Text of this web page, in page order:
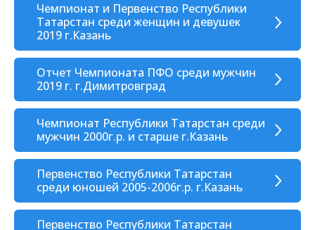
Чемпионат и Первенство Республики
Татарстан среди женщин и девушек
2019 г.Казань
Отчет Чемпионата ПФО среди мужчин
2019 г. г.Димитровград
Чемпионат Республики Татарстан среди
мужчин 2000г.р. и старше г.Казань
Первенство Республики Татарстан
среди юношей 2005-2006г.р. г.Казань
Первенство Республики Татарстан